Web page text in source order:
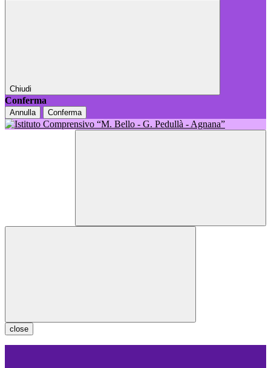
Chiudi
Conferma
Annulla Conferma
close